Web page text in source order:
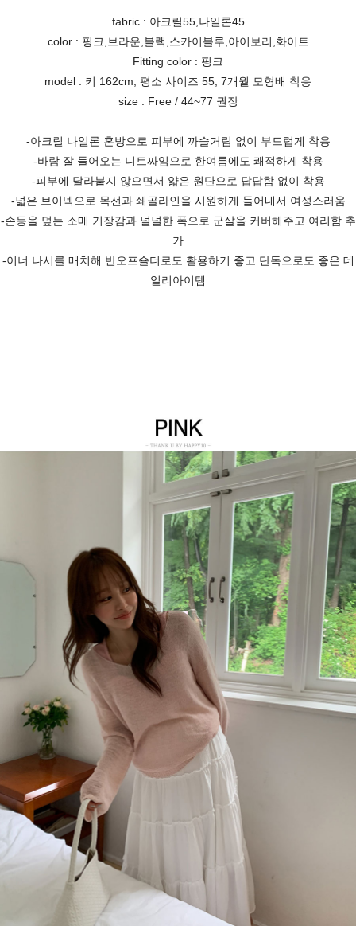
fabric : 아크릴55,나일론45
color : 핑크,브라운,블랙,스카이블루,아이보리,화이트
Fitting color : 핑크
model : 키 162cm, 평소 사이즈 55, 7개월 모형배 착용
size : Free / 44~77 권장
-아크릴 나일론 혼방으로 피부에 까슬거림 없이 부드럽게 착용
-바람 잘 들어오는 니트짜임으로 한여름에도 쾌적하게 착용
-피부에 달라붙지 않으면서 얇은 원단으로 답답함 없이 착용
-넓은 브이넥으로 목선과 쇄골라인을 시원하게 들어내서 여성스러움
-손등을 덮는 소매 기장감과 널널한 폭으로 군살을 커버해주고 여리함 추
가
-이너 나시를 매치해 반오프숄더로도 활용하기 좋고 단독으로도 좋은 데
일리아이템